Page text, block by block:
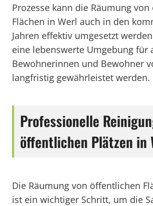
Prozesse kann die Räumung
Flächen in Werl auch in den
Jahren effektiv umgesetzt
eine lebenswerte Umgebung für
Bewohnerinnen und Bewohner
langfristig gewährleistet werden.
Professionelle
öffentlichen Plätzen in
Die Räumung von öffentlichen
ist ein wichtiger Schritt, um die